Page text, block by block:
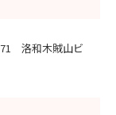
洛和木賊山ビ